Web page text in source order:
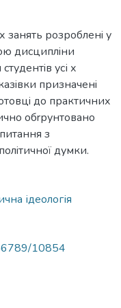
занять розробленi у
дисциплiни
усі х
призначенi
до практичних
обrрунтовано
з
думки.
ідеологія
10854